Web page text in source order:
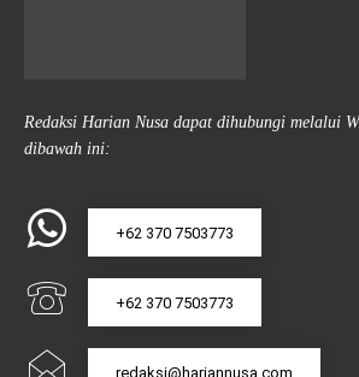
Redaksi Harian Nusa dapat dihubungi melalui
dibawah ini:
+62 370 7503773
+62 370 7503773
redaksi@hariannusa.com